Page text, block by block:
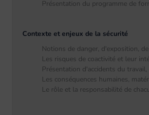
Présentation du programme de
Contexte et enjeux de la sécurité
Notions de danger, d'exposition,
Les risques de coactivité et leur
Présentation d'accidents du
Les conséquences humaines,
Le rôle et la responsabilité de